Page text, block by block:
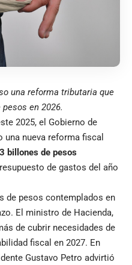
una reforma tributaria que
en 2026.
2025, el Gobierno de
nueva reforma fiscal
billones de pesos
de gastos del año
de pesos contemplados en
El ministro de Hacienda,
de cubrir necesidades de
fiscal en 2027. En
Gustavo Petro advirtió